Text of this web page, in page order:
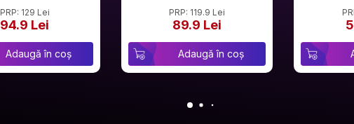
PRP: 129 Lei
94.9 Lei
Adaugă în coș
PRP: 119.9 Lei
89.9 Lei
Adaugă în coș